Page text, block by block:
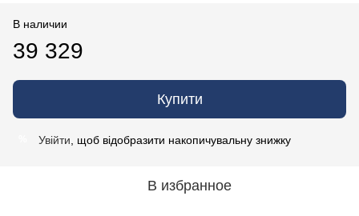
В наличии
39 329
Купити
Увійти , щоб відобразити накопичувальну знижку
В избранное